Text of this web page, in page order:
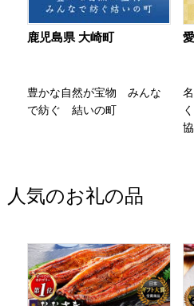
鹿児島県 大崎町
豊かな自然が宝物 みんな
で紡ぐ 結いの町
人気のお礼の品